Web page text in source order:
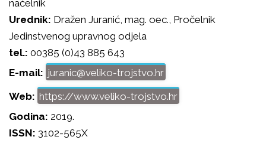
načelnik
Urednik: Dražen Juranić, mag. oec., Pročelnik
Jedinstvenog upravnog odjela
tel.: 00385 (0)43 885 643
E-mail: juranic@veliko-trojstvo.hr
Web: https://www.veliko-trojstvo.hr
Godina: 2019.
ISSN: 3102-565X